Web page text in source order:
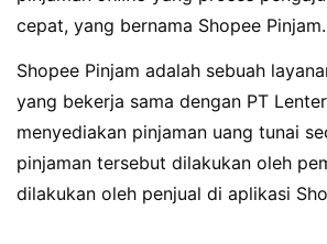
cepat, yang bernama Shopee Pinjam.
Shopee Pinjam adalah sebuah
yang bekerja sama dengan PT
menyediakan pinjaman uang tunai
pinjaman tersebut dilakukan oleh
dilakukan oleh penjual di aplikasi